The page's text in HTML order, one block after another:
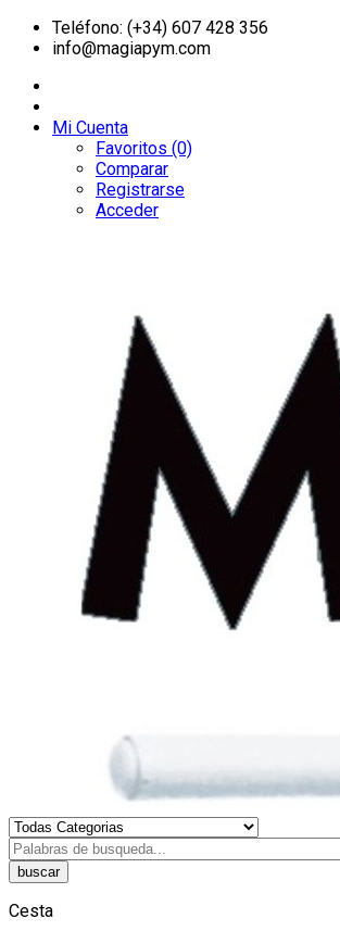
Teléfono: (+34) 607 428 356
info@magiapym.com
Mi Cuenta
Favoritos (0)
Comparar
Registrarse
Acceder
buscar
Cesta